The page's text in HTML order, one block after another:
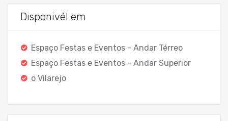
Disponivél em
Espaço Festas e Eventos - Andar Térreo
Espaço Festas e Eventos - Andar Superior
o Vilarejo